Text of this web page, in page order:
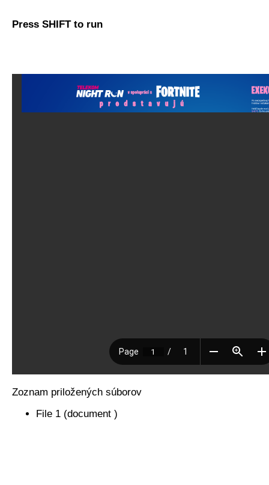
Press SHIFT to run
Zoznam priložených súborov
File 1 (document )